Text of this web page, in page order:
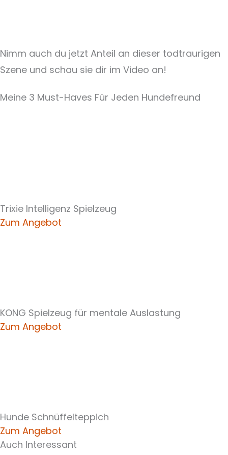
Nimm auch du jetzt Anteil an dieser todtraurigen
Szene und schau sie dir im Video an!
Meine 3 Must-Haves Für Jeden Hundefreund​
Trixie Intelligenz Spielzeug
Zum Angebot
KONG Spielzeug für mentale Auslastung
Zum Angebot
Hunde Schnüffelteppich
Zum Angebot
Auch Interessant